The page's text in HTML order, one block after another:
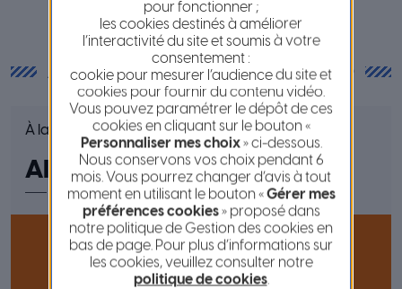
Actualités de la commune
À la une
Alerte météo
pour fonctionner ;
les cookies destinés à améliorer
l’interactivité du site et soumis à votre
consentement :
cookie pour mesurer l’audience du site et
cookies pour fournir du contenu vidéo.
Vous pouvez paramétrer le dépôt de ces
cookies en cliquant sur le bouton «
Personnaliser mes choix» ci-dessous.
Nous conservons vos choix pendant 6
mois. Vous pourrez changer d’avis à tout
moment en utilisant le bouton «Gérer mes
préférences cookies» proposé dans
notre politique de Gestion des cookies en
bas de page. Pour plus d’informations sur
les cookies, veuillez consulter notre
politique de cookies.